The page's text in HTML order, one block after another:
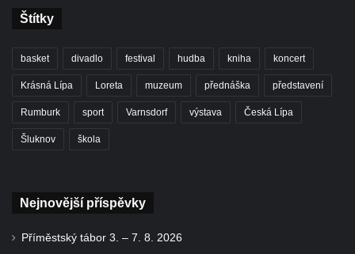
Štítky
basket divadlo festival hudba kniha koncert
Krásná Lípa Loreta muzeum přednáška představení
Rumburk sport Varnsdorf výstava Česká Lípa
Šluknov škola
Nejnovější příspěvky
Příměstský tábor 3. – 7. 8. 2026